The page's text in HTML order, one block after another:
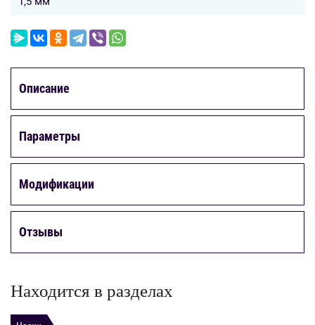
Описание
Параметры
Модификации
Отзывы
Находится в разделах